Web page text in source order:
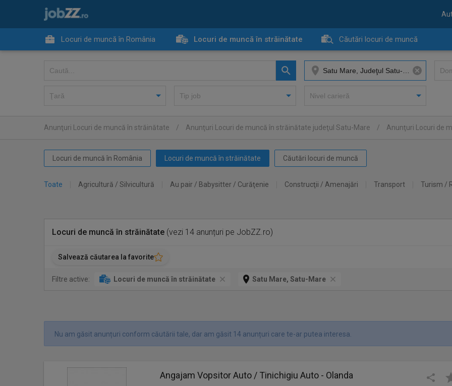
Locuri de muncă în România Locuri de muncă în străinătate Căutări locuri de muncă
Anunţuri Locuri de muncă în străinătate / Anunţuri Locuri de muncă în străinătate judeţul Satu-Mare / Anunţuri Locuri de
Locuri de muncă în România Locuri de muncă în străinătate Căutări locuri de muncă
Toate Agricultură / Silvicultură Au pair / Babysitter / Curăţenie Construcţii / Amenajări Transport Turism /
Locuri de muncă în străinătate (vezi 14 anunțuri pe JobZZ.ro)
Salvează căutarea la favorite
Filtre active: Locuri de muncă în străinătate Satu Mare, Satu-Mare
Nu am găsit anunțuri conform căutării tale, dar am găsit 14 anunțuri care te-ar putea interesa.
Angajam Vopsitor Auto / Tinichigiu Auto - Olanda